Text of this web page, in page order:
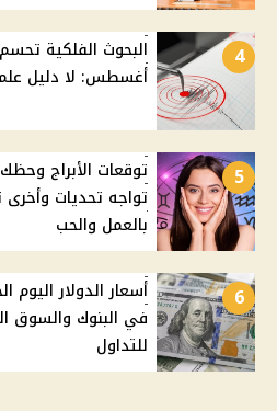
4
أغسطس: لا دليل
5
توقعات الأبراج
تواجه تحديات
بالعمل والحب
6
في البنوك والسوق
للتداول